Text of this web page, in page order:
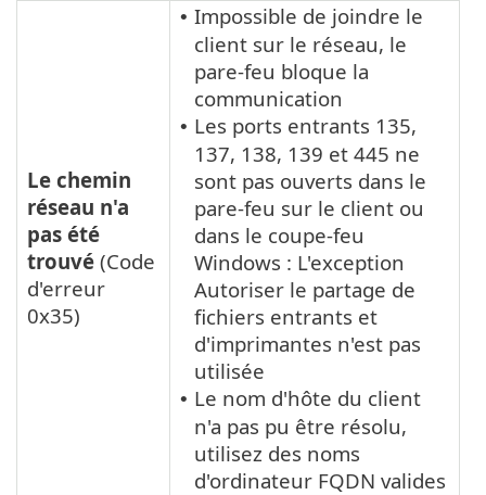
Le chemin
réseau n'a
pas été
trouvé (Code
d'erreur
0x35)
• Impossible de joindre le
client sur le réseau, le
pare-feu bloque la
communication
• Les ports entrants 135,
137, 138, 139 et 445 ne
sont pas ouverts dans le
pare-feu sur le client ou
dans le coupe-feu
Windows : L'exception
Autoriser le partage de
fichiers entrants et
d'imprimantes n'est pas
utilisée
• Le nom d'hôte du client
n'a pas pu être résolu,
utilisez des noms
d'ordinateur FQDN valides